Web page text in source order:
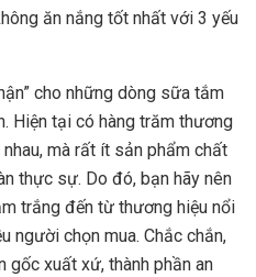
ăn nắng tốt nhất với 3 yếu
cho những dòng sữa tắm
Hiện tại có hàng trăm thương
mà rất ít sản phẩm chất
thực sự. Do đó, bạn hãy nên
trắng đến từ thương hiệu nổi
người chọn mua. Chắc chắn,
gốc xuất xứ, thành phần an